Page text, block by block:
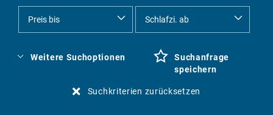
Weitere Suchoptionen
Suchanfrage
speichern
Suchkriterien zurücksetzen